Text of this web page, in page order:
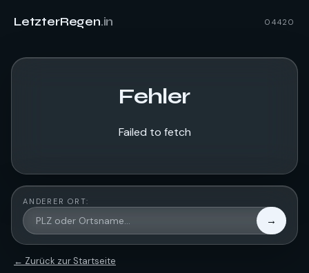
LetzterRegen.in 04420
Fehler
Failed to fetch
ANDERER ORT:
→
← Zurück zur Startseite